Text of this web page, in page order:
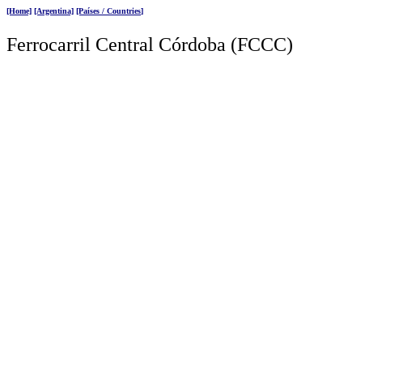
[Home] [Argentina] [Países / Countries]
Ferrocarril Central Córdoba (FCCC)